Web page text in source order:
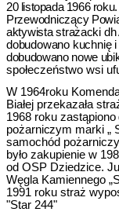
20 listopada 1966
Przewodniczący
aktywista strażac­ki
dobudowano kuchnię
dobudowano nowe
społeczeństwo wsi
W 1964roku
Białej przekazała
1968 roku za­
pożarniczym marki „
samochód
było zakupienie w
od OSP Dziedzice.
Węgla Kamiennego
1991 roku straż
"Star 244"